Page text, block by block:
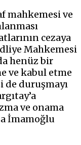
mahkemesi ve
cezaya
Mahkemesi
henüz bir
ve kabul etme
duruşmayı
ve onama
İmamoğlu